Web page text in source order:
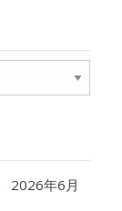
2026年6月